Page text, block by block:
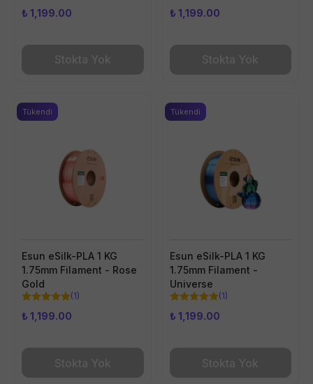
₺ 1,199.00
Stokta Yok
₺ 1,199.00
Stokta Yok
Esun eSilk-PLA 1 KG
1.75mm Filament - Rose
Gold
(1)
Tükendi
₺ 1,199.00
Stokta Yok
Esun eSilk-PLA 1 KG
1.75mm Filament -
Universe
(1)
Tükendi
₺ 1,199.00
Stokta Yok